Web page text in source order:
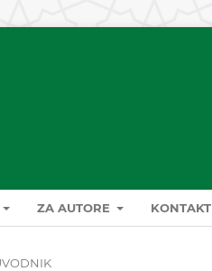
ZA AUTORE KONTAKT